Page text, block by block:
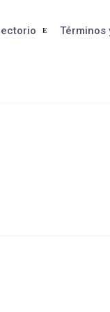
Términos